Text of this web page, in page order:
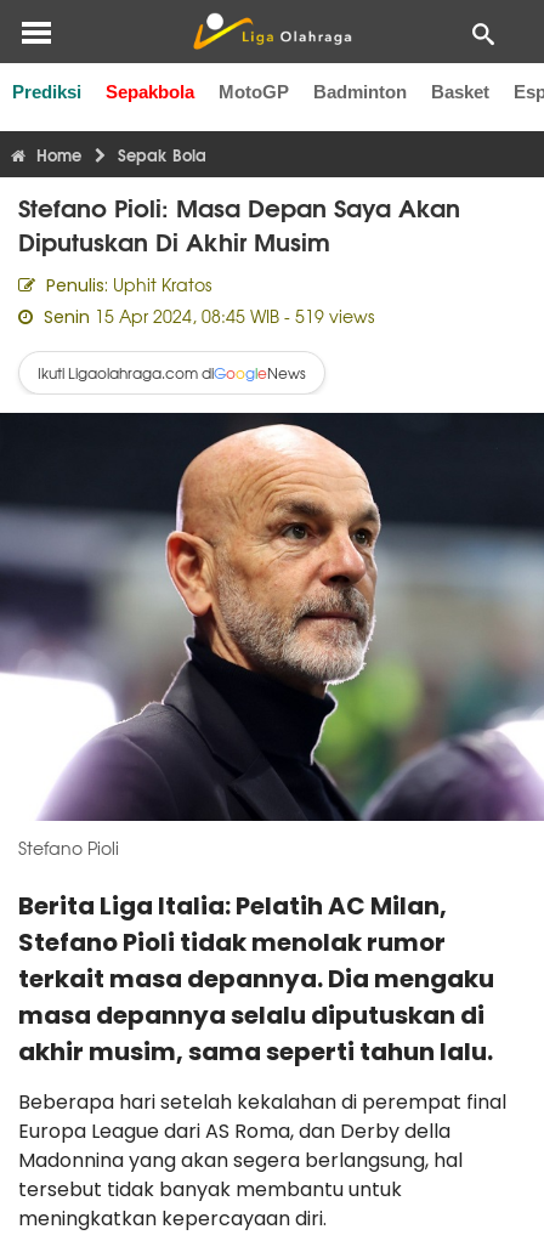
Prediksi Sepakbola MotoGP Badminton Basket
Liga Inggris Liga Italia Liga Spanyol Liga Perancis
Home Sepak Bola
Stefano Pioli: Masa Depan Saya Akan
Diputuskan Di Akhir Musim
Penulis: Uphit Kratos
Senin 15 Apr 2024, 08:45 WIB - 519 views
Ikuti Ligaolahraga.com diGoogleNews
Stefano Pioli
Berita Liga Italia: Pelatih AC Milan,
Stefano Pioli tidak menolak rumor
terkait masa depannya. Dia mengaku
masa depannya selalu diputuskan di
akhir musim, sama seperti tahun lalu.
Beberapa hari setelah kekalahan di perempat final
Europa League dari AS Roma, dan Derby della
Madonnina yang akan segera berlangsung, hal
tersebut tidak banyak membantu untuk
meningkatkan kepercayaan diri.